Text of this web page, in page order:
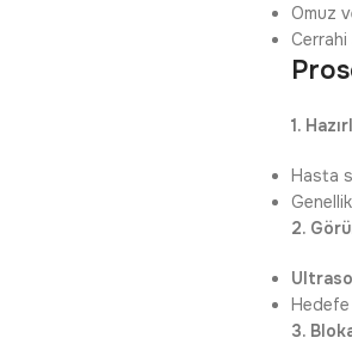
Omuz
Cerrahi
1.
Hasta
2.
3.